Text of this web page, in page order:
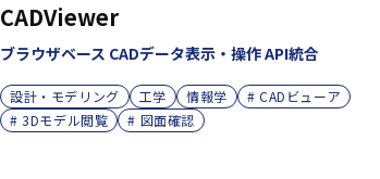
CADViewer
ブラウザベース CADデータ表示・操作 API統合
設計・モデリング 工学 情報学
# CADビューア
# 3Dモデル閲覧
# 図面確認